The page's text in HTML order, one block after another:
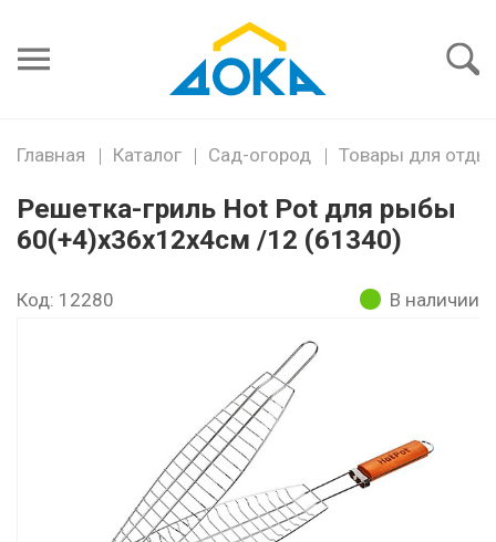
пароль
Главная Каталог Сад-огород Товары для
Решетка-гриль Hot Pot для рыбы
60(+4)х36х12х4см /12 (61340)
Код: 12280 В наличии